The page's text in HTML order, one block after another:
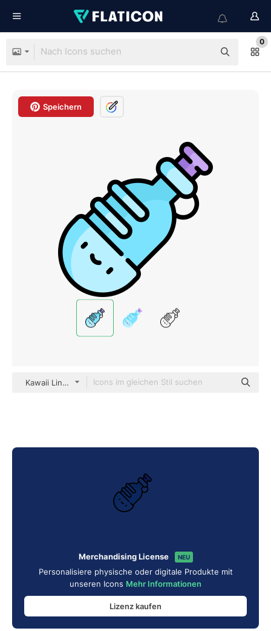
0
Speichern
Kawaii Lineal color
Merchandising License NEU
Personalisiere physische oder digitale Produkte mit
unseren Icons Mehr Informationen
Lizenz kaufen